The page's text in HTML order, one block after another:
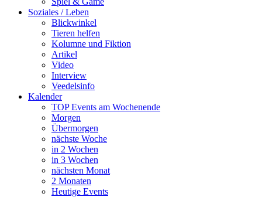
Soziales / Leben
Blickwinkel
Tieren helfen
Kolumne und Fiktion
Artikel
Video
Interview
Veedelsinfo
Kalender
TOP Events am Wochenende
Morgen
Übermorgen
nächste Woche
in 2 Wochen
in 3 Wochen
nächsten Monat
2 Monaten
Heutige Events